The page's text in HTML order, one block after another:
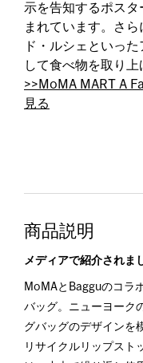
示を告知するポス
まれています。さ
ド・ルシェといっ
して食べ物を取り上
>>MoMA MART A
見る
商品説明
メディアで紹介されま
MoMAとBagguのコラ
バッグ。ニューヨーク
グバッグのデザインを
リサイクルリップスト